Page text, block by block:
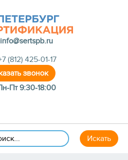
info@sertspb.ru
(812) 425-01-17
Пт 9:30-18:00